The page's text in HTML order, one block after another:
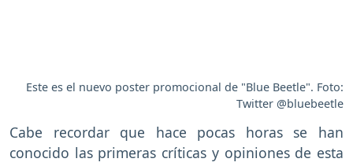
Este es el nuevo poster promocional de "Blue Beetle". Foto:
Twitter @bluebeetle
Cabe recordar que hace pocas horas se han
conocido las primeras críticas y opiniones de esta